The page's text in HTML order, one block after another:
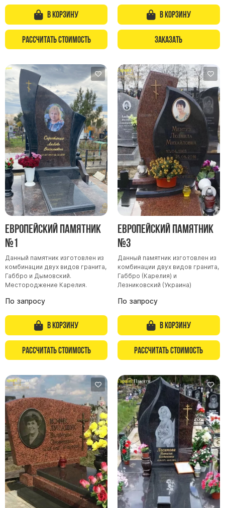
В корзину
Рассчитать стоимость
В корзину
Заказать
Европейский памятник
№1
Данный памятник изготовлен из
комбинации двух видов гранита,
Габбро и Дымовский.
Местороджение Карелия.
По запросу
В корзину
Рассчитать стоимость
Европейский памятник
№3
Данный памятник изготовлен из
комбинации двух видов гранита,
Габбро (Карелия) и
Лезниковский (Украина)
По запросу
В корзину
Рассчитать стоимость